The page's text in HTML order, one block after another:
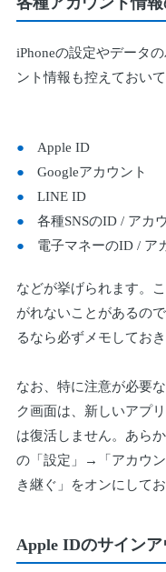
iPhoneの設定やデータ
ント情報も控えておい
Apple ID
Googleアカウント
LINE ID
各種SNSのID / アカ
電子マネーのID / ア
などが挙げられます。
がれないことがあるの
るなら必ずメモしておき
なお、特に注意が必要
ク画面は、新しいアプ
は復活しません。あら
の「設定」→「アカウ
き継ぐ」をオンにして
Apple IDのサインア